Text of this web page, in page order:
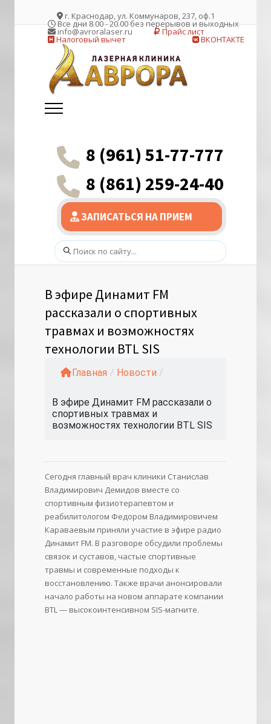
г. Краснодар, ул. Коммунаров, 237, оф.1
Все дни 8.00 - 20.00 без перерывов и выходных
info@avroralaser.ru Прайс лист
Налоговый вычет ВКОНТАКТЕ
8 (961) 51-77-777
8 (861) 259-24-40
ЗАПИСАТЬСЯ НА ПРИЕМ
Поиск:
В эфире Динамит FM
рассказали о спортивных
травмах и возможностях
технологии BTL SIS
Главная / Новости /
В эфире Динамит FM рассказали о
спортивных травмах и
возможностях технологии BTL SIS
Сегодня главный врач клиники Станислав
Владимирович Демидов вместе со
спортивным физиотерапевтом и
реабилитологом Федором Владимировичем
Караваевым приняли участие в эфире радио
Динамит FM. В разговоре обсудили проблемы
связок и суставов, частые спортивные
травмы и современные подходы к
восстановлению. Также врачи анонсировали
начало работы на новом аппарате компании
BTL — высокоинтенсивном SIS-магните.